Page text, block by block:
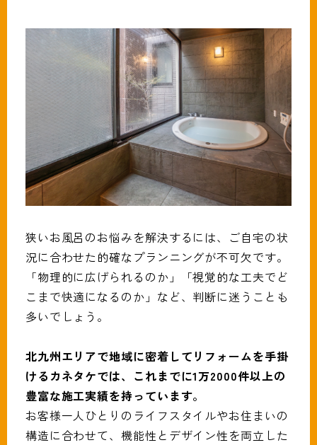
狭いお風呂のお悩みを解決するには、ご自宅の状
況に合わせた的確なプランニングが不可欠です。
「物理的に広げられるのか」「視覚的な工夫でど
こまで快適になるのか」など、判断に迷うことも
多いでしょう。
北九州エリアで地域に密着してリフォームを手掛
けるカネタケでは、これまでに1万2000件以上の
豊富な施工実績を持っています。
お客様一人ひとりのライフスタイルやお住まいの
構造に合わせて、機能性とデザイン性を両立した